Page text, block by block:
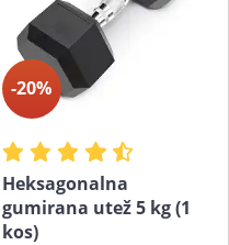
-20%
Heksagonalna
gumirana utež 5 kg (1
kos)